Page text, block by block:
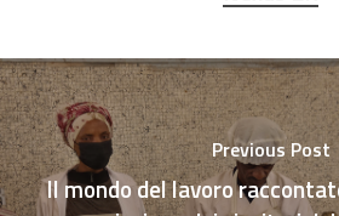
Previous Post
ll mondo del lavoro